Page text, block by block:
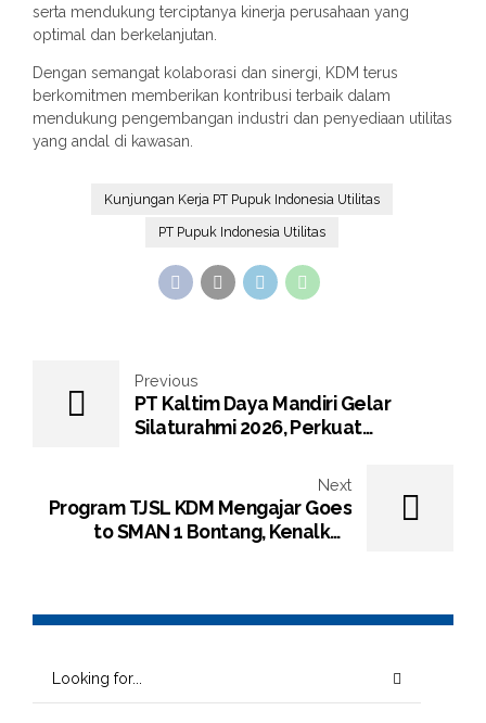
serta mendukung terciptanya kinerja perusahaan yang
optimal dan berkelanjutan.
Dengan semangat kolaborasi dan sinergi, KDM terus
berkomitmen memberikan kontribusi terbaik dalam
mendukung pengembangan industri dan penyediaan utilitas
yang andal di kawasan.
Kunjungan Kerja PT Pupuk Indonesia Utilitas
PT Pupuk Indonesia Utilitas
Previous
PT Kaltim Daya Mandiri Gelar
Silaturahmi 2026, Perkuat
dan Akselerasi Perusahaan
Next
Program TJSL KDM Mengajar Goes
to SMAN 1 Bontang, Kenalkan